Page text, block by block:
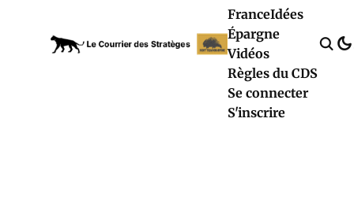
FranceIdées
Épargne
Vidéos
Règles du CDS
Se connecter
S'inscrire